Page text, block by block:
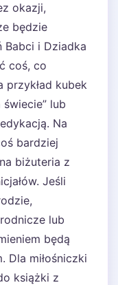
okazji,
będzie
Babci i Dziadka
coś, co
przykład kubek
lub
Na
bardziej
biżuteria z
Jeśli
lub
będą
Dla miłośniczki
książki z